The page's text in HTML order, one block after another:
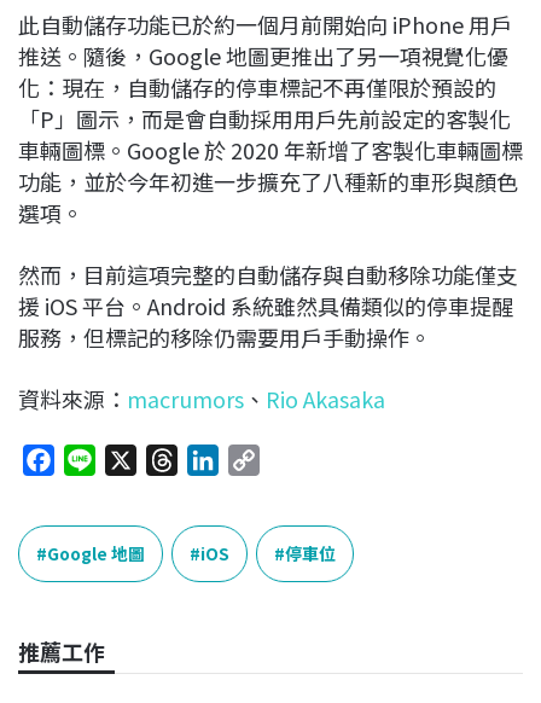
此自動儲存功能已於約一個月前開始向 iPhone 用戶
推送。隨後，Google 地圖更推出了另一項視覺化優
化：現在，自動儲存的停車標記不再僅限於預設的
「P」圖示，而是會自動採用用戶先前設定的客製化
車輛圖標。Google 於 2020 年新增了客製化車輛圖標
功能，並於今年初進一步擴充了八種新的車形與顏色
選項。
然而，目前這項完整的自動儲存與自動移除功能僅支
援 iOS 平台。Android 系統雖然具備類似的停車提醒
服務，但標記的移除仍需要用戶手動操作。
資料來源： macrumors 、 Rio Akasaka
c
e
b
o
k
n
e
r
a
n
k
e
n
p
L
k
Google 地圖 iOS 停車位
推薦工作